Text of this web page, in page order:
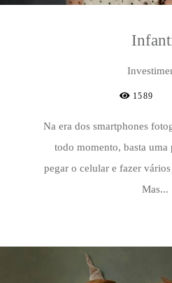
1589
Na era dos smartphones
todo momento, basta uma
pegar o celular e fazer
Mas...